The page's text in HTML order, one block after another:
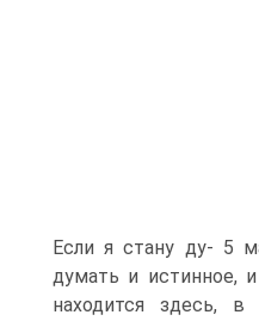
Если я стану ду- 5
думать и истинное,
находится здесь, в